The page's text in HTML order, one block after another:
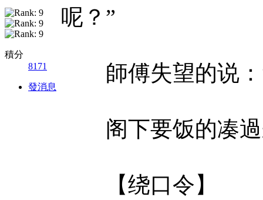
積分
8171
發消息
呢？”
師傅失望的说：
阁下要饭的凑過
【绕口令】